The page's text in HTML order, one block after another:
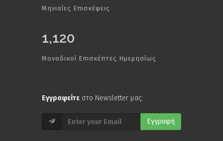
Μηνιαίες Επισκέψεις
1,120
Μοναδικοί Επισκέπτες Ημερησίως
Εγγραφείτε στο Newsletter μας:
Εγγραφή